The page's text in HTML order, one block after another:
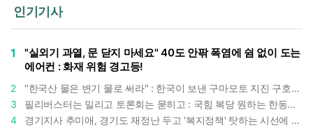
인기기사
1
"실외기 과열, 문 닫지 마세요" 40도 안팎 폭염에 쉼 없이 도는
에어컨 : 화재 위험 경고등!
2
"한국산 물은 변기 물로 써라" : 한국이 보낸 구마모토 지진 구호품에 한 일본인의 '어처구니 없는' 반응
3
필리버스터는 밀리고 토론회는 묻히고 : 국힘 복당 원하는 한동훈, '검사 정치'의 한계만 드러내나
4
경기지사 추미애, 경기도 재정난 두고 '복지정책' 탓하는 시선에 정면 반박 : "고령자와 아이 인구 급증"